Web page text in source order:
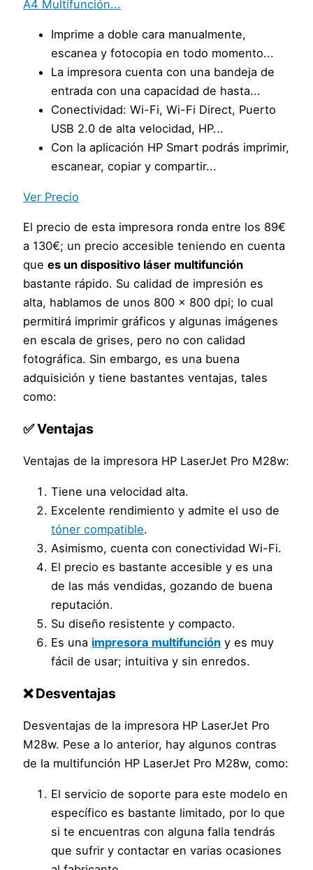
A4 Multifunción...
Imprime a doble cara manualmente,
escanea y fotocopia en todo momento...
La impresora cuenta con una bandeja de
entrada con una capacidad de hasta...
Conectividad: Wi-Fi, Wi-Fi Direct, Puerto
USB 2.0 de alta velocidad, HP...
Con la aplicación HP Smart podrás imprimir,
escanear, copiar y compartir...
Ver Precio
El precio de esta impresora ronda entre los 89€
a 130€; un precio accesible teniendo en cuenta
quees un dispositivo láser multifunción
bastante rápido. Su calidad de impresión es
alta, hablamos de unos 800 x 800 dpi; lo cual
permitirá imprimir gráficos y algunas imágenes
en escala de grises, pero no con calidad
fotográfica. Sin embargo, es una buena
adquisición y tiene bastantes ventajas, tales
como:
✅ Ventajas
Ventajas de la impresora HP LaserJet Pro M28w:
Tiene una velocidad alta.
Excelente rendimiento y admite el uso de
tóner compatible.
Asimismo, cuenta con conectividad Wi-Fi.
El precio es bastante accesible y es una
de las más vendidas, gozando de buena
reputación.
Su diseño resistente y compacto.
Es una impresora multifunción y es muy
fácil de usar; intuitiva y sin enredos.
❌ Desventajas
Desventajas de la impresora HP LaserJet Pro
M28w. Pese a lo anterior, hay algunos contras
de la multifunción HP LaserJet Pro M28w, como:
El servicio de soporte para este modelo en
específico es bastante limitado, por lo que
si te encuentras con alguna falla tendrás
que sufrir y contactar en varias ocasiones